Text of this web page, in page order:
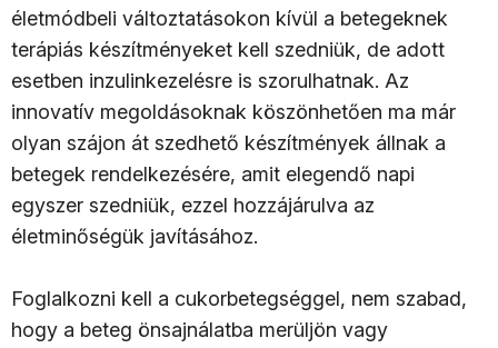
életmódbeli változtatásokon kívül a betegeknek
terápiás készítményeket kell szedniük, de adott
esetben inzulinkezelésre is szorulhatnak. Az
innovatív megoldásoknak köszönhetően ma már
olyan szájon át szedhető készítmények állnak a
betegek rendelkezésére, amit elegendő napi
egyszer szedniük, ezzel hozzájárulva az
életminőségük javításához.
Foglalkozni kell a cukorbetegséggel, nem szabad,
hogy a beteg önsajnálatba merüljön vagy